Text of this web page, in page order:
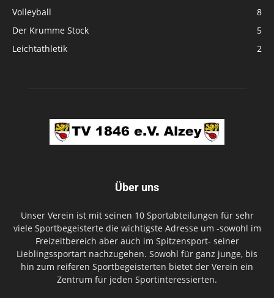
Volleyball
8
Der Krumme Stock
5
Leichtathletik
2
Über uns
Unser Verein ist mit seinen 10 Sportabteilungen für sehr
viele Sportbegeisterte die wichtigste Adresse um -sowohl im
Freizeitbereich aber auch im Spitzensport- seiner
Lieblingssportart nachzugehen. Sowohl für ganz junge, bis
hin zum reiferen Sportbegeisterten bietet der Verein ein
Zentrum für jeden Sportinteressierten.